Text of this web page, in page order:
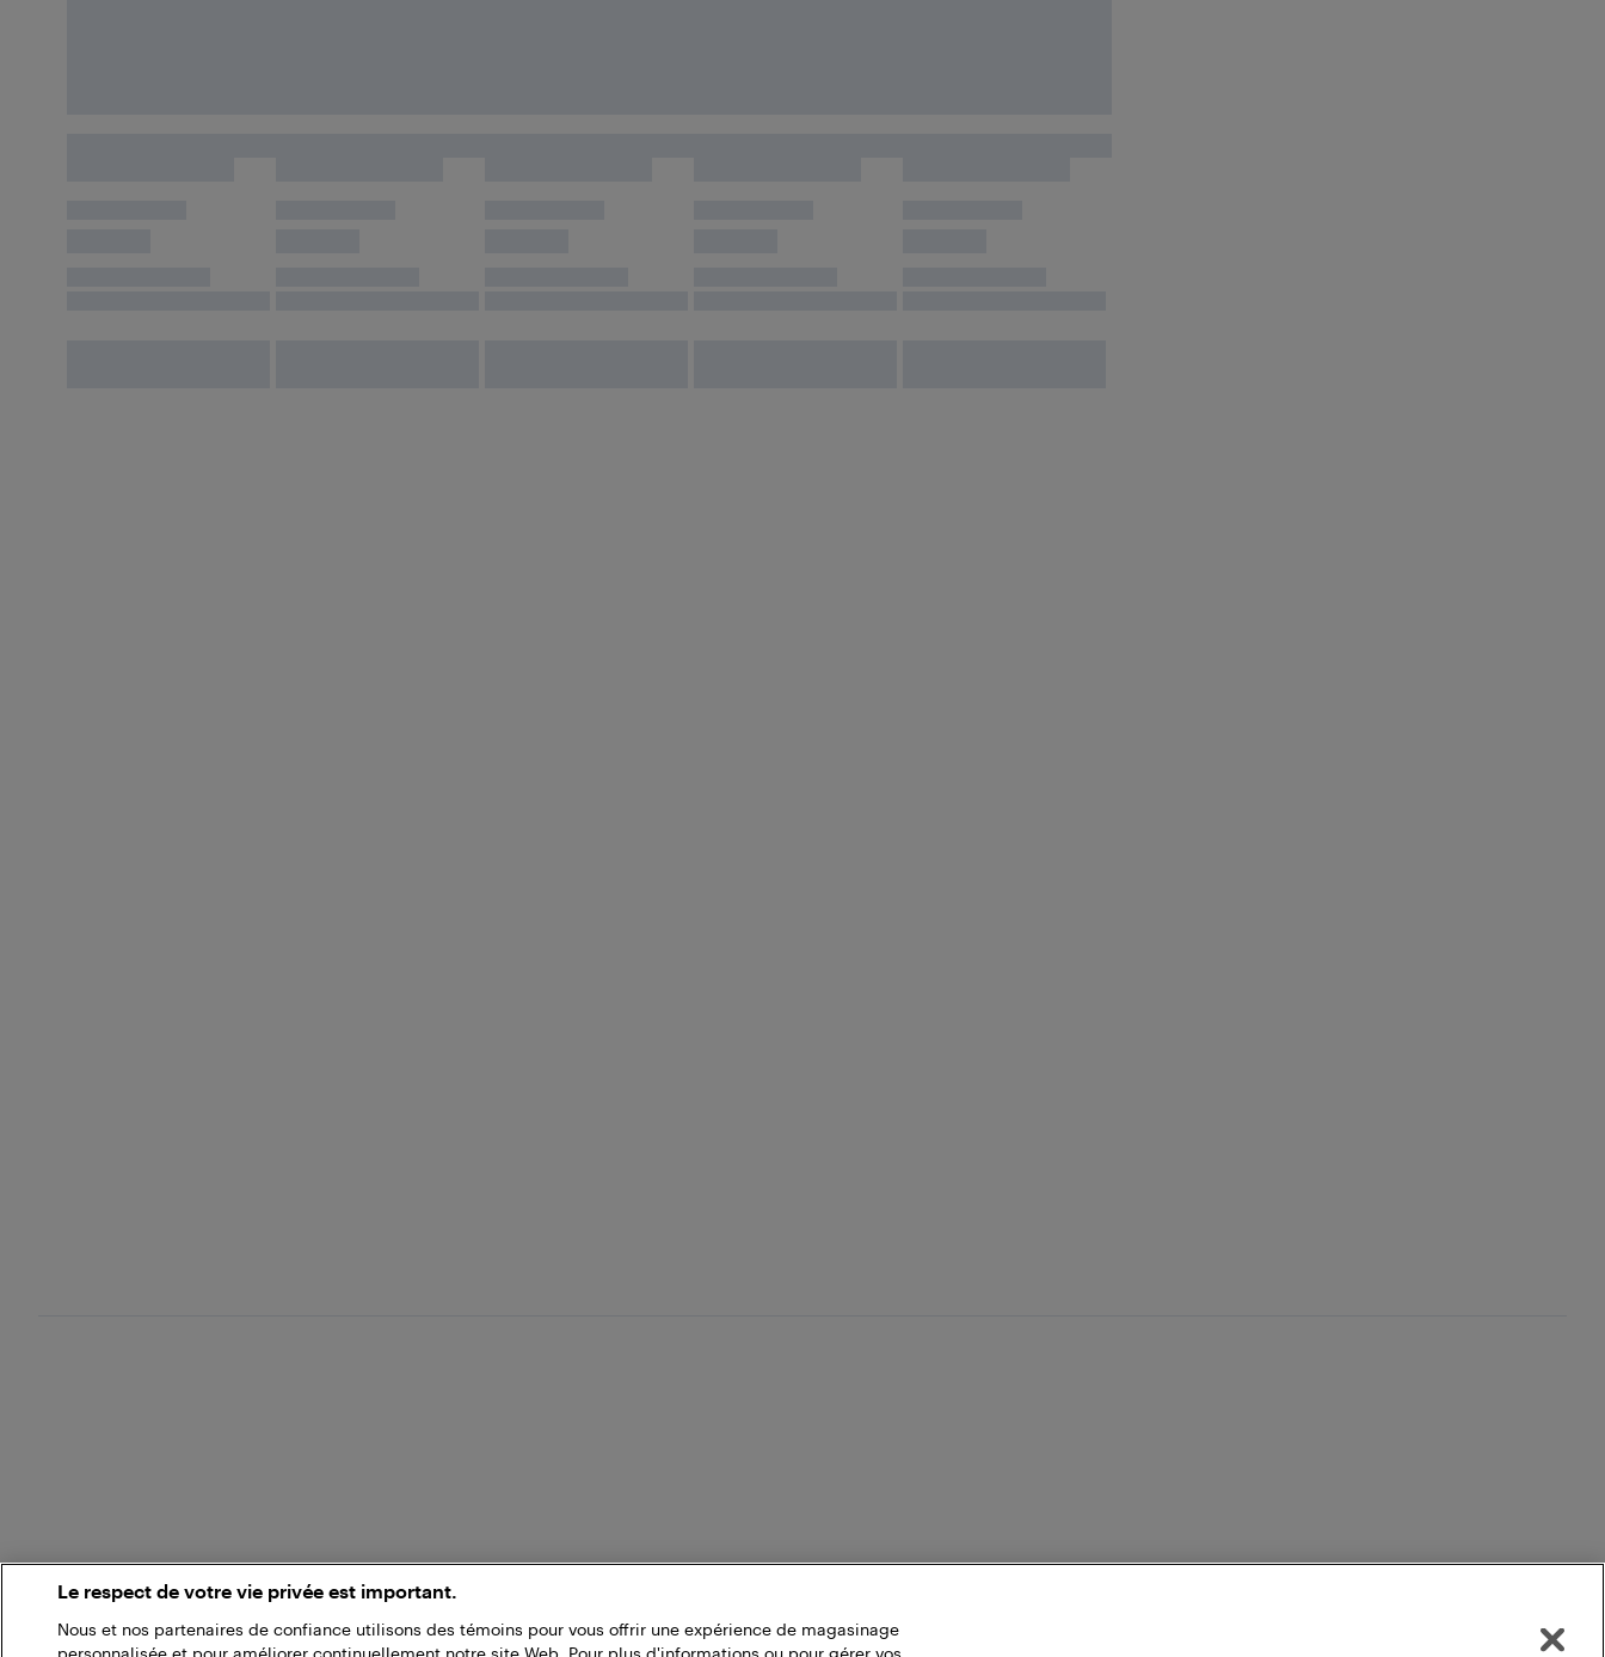
Le respect de votre vie privée est important.
Nous et nos partenaires de confiance utilisons des témoins pour vous offrir une expérience de magasinage
personnalisée et pour améliorer continuellement notre site Web. Pour plus d'informations ou pour gérer vos